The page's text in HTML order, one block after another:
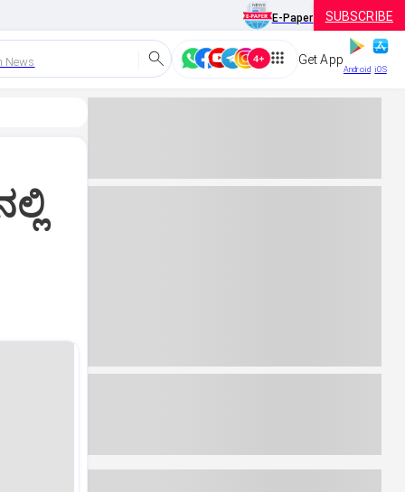
E-Paper SUBSCRIBE
News Get App
Android iOS